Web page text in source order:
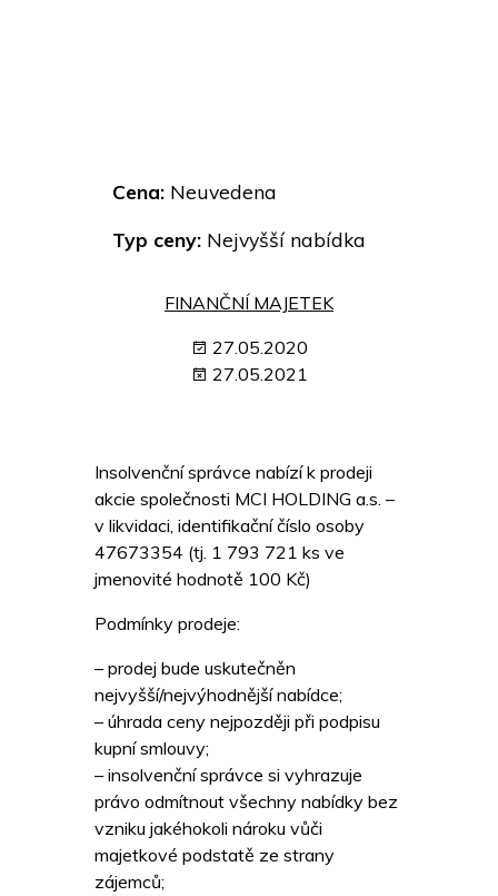
Cena: Neuvedena
Typ ceny: Nejvyšší nabídka
FINANČNÍ MAJETEK
27.05.2020
27.05.2021
Insolvenční správce nabízí k prodeji
akcie společnosti MCI HOLDING a.s. –
v likvidaci, identifikační číslo osoby
47673354 (tj. 1 793 721 ks ve
jmenovité hodnotě 100 Kč)
Podmínky prodeje:
– prodej bude uskutečněn
nejvyšší/nejvýhodnější nabídce;
– úhrada ceny nejpozději při podpisu
kupní smlouvy;
– insolvenční správce si vyhrazuje
právo odmítnout všechny nabídky bez
vzniku jakéhokoli nároku vůči
majetkové podstatě ze strany
zájemců;